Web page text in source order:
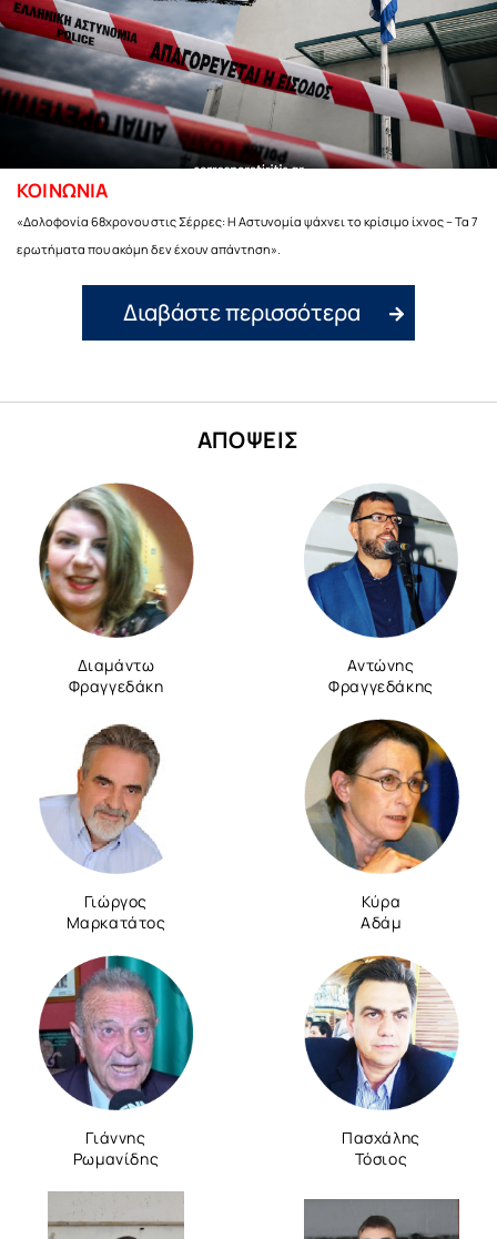
ΚΟΙΝΩΝΙΑ
«Δολοφονία 68χρονου στις Σέρρες: Η Αστυνομία ψάχνει το κρίσιμο ίχνος – Τα 7
ερωτήματα που ακόμη δεν έχουν απάντηση».
Διαβάστε περισσότερα
ΑΠΟΨΕΙΣ
Διαμάντω
Φραγγεδάκη
Αντώνης
Φραγγεδάκης
Γιώργος
Μαρκατάτος
Κύρα
Αδάμ
Γιάννης
Ρωμανίδης
Πασχάλης
Τόσιος